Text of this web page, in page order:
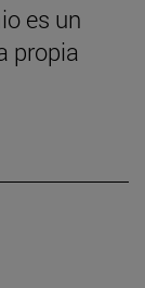
es un
propia